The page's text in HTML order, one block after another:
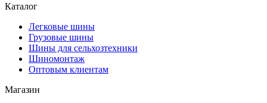
Каталог
Легковые шины
Грузовые шины
Шины для сельхозтехники
Шиномонтаж
Оптовым клиентам
Магазин